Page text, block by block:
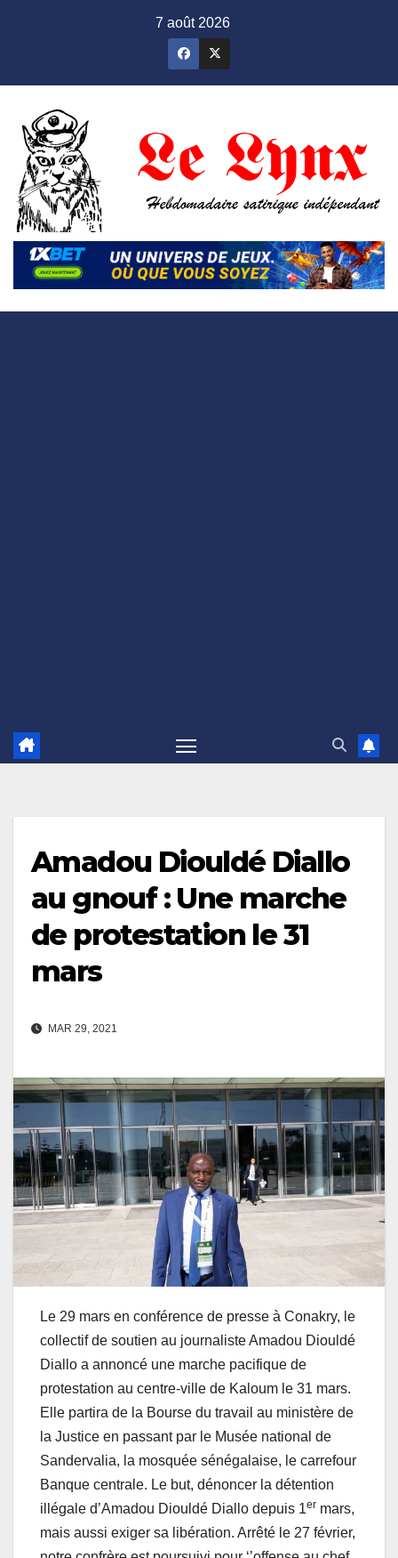
7 août 2026
Amadou Diouldé Diallo
au gnouf : Une marche
de protestation le 31
mars
MAR 29, 2021
Le 29 mars en conférence de presse à Conakry, le
collectif de soutien au journaliste Amadou Diouldé
Diallo a annoncé une marche pacifique de
protestation au centre-ville de Kaloum le 31 mars.
Elle partira de la Bourse du travail au ministère de
la Justice en passant par le Musée national de
Sandervalia, la mosquée sénégalaise, le carrefour
Banque centrale. Le but, dénoncer la détention
illégale d’Amadou Diouldé Diallo depuis 1er mars,
mais aussi exiger sa libération. Arrêté le 27 février,